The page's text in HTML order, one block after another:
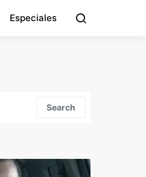
Especiales
Search